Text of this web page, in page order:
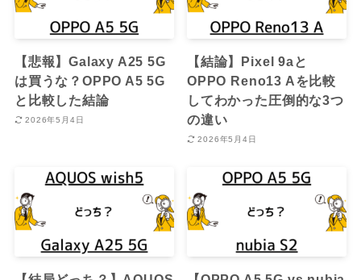
【悲報】Galaxy A25 5G
は買うな？OPPO A5 5G
と比較した結論
2026年5月4日
【結論】Pixel 9aと
OPPO Reno13 Aを比較
してわかった圧倒的な3つ
の違い
2026年5月4日